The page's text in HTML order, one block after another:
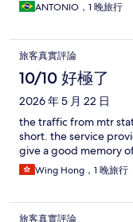
ANTONIO，1 晚旅行
旅客真實評論
10/10 好極了
2026 年 5 月 22 日
the traffic from mtr
short. the service
give a good memory
Wing Hong，1 晚旅行
旅客真實評論